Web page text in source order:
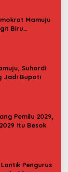
Mamuju
Biru
Suhardi
Jadi Bupati
Pemilu 2029,
Itu Besok
Pengurus